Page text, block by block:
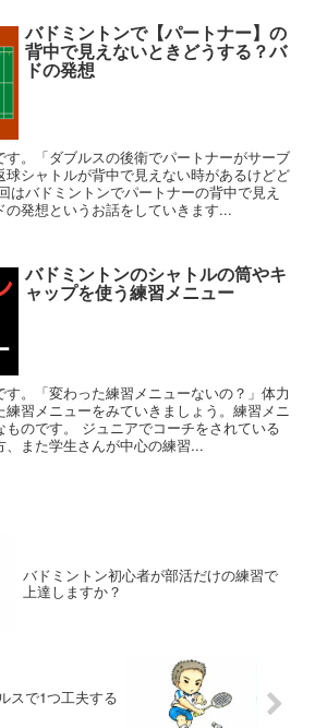
バドミントンで【パートナー】の
背中で見えないときどうする？バ
ドの発想
す。「ダブルスの後衛でパートナーがサーブ
球シャトルが背中で見えない時があるけどど
はバドミントンでパートナーの背中で見え
の発想というお話をしていきます...
バドミントンのシャトルの筒やキ
ャップを使う練習メニュー
。「変わった練習メニューないの？」体力
練習メニューをみていきましょう。練習メニ
ものです。 ジュニアでコーチをされている
また学生さんが中心の練習...
バドミントン初心者が部活だけの練習で
上達しますか？
スで1つ工夫する